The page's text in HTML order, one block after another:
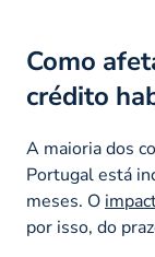
Como
crédito
A maioria dos
Portugal está
meses. O
por isso, do